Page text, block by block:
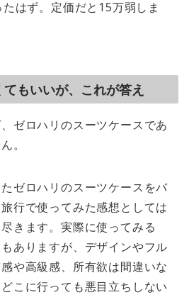
はず。定価だと15万弱しま
もいいが、これが答え
ゼロハリのスーツケースであ
。
ゼロハリのスーツケースをバ
行で使ってみた感想としては
きます。実際に使ってみる
ありますが、デザインやフル
や高級感、所有欲は間違いな
こに行っても悪目立ちしない